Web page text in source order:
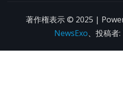
著作権表示 © 2025 |
NewsExo、投稿者: